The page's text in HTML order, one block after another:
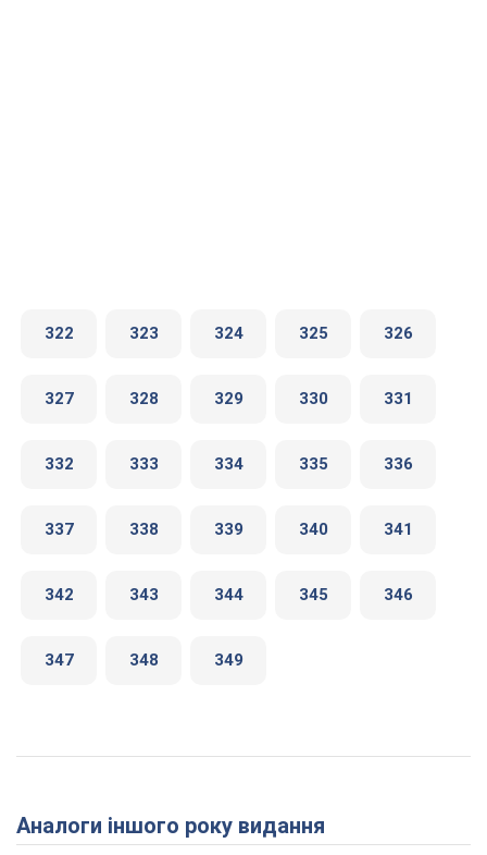
322 323 324 325 326
327 328 329 330 331
332 333 334 335 336
337 338 339 340 341
342 343 344 345 346
347 348 349
Аналоги іншого року видання